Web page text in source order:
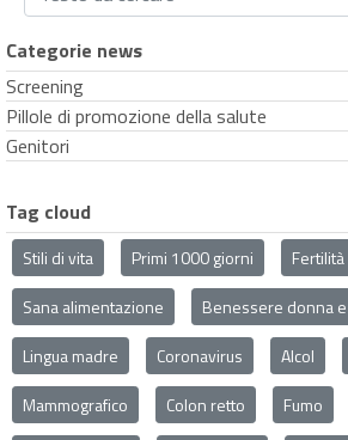
Categorie news
Screening
Pillole di promozione della salute
Genitori
Tag cloud
Stili di vita Primi 1000 giorni
Fertilità
Sana alimentazione
Benessere donna
Lingua madre
Coronavirus Alcol
Mammografico
Colon retto Fumo